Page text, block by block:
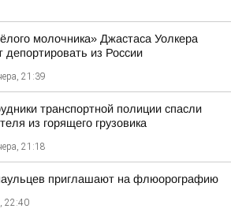
молочника» Джастаса Уолкера
депортировать из России
21:39
транспортной полиции спасли
из горящего грузовика
21:18
приглашают на флюорографию
22:40